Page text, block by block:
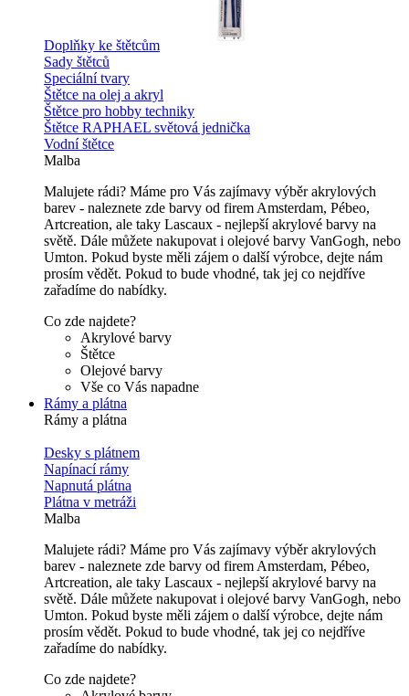
Doplňky ke štětcům
Sady štětců
Speciální tvary
Štětce na olej a akryl
Štětce pro hobby techniky
Štětce RAPHAEL světová jednička
Vodní štětce
Malba
Malujete rádi? Máme pro Vás zajímavy výběr akrylových
barev - naleznete zde barvy od firem Amsterdam, Pébeo,
Artcreation, ale taky Lascaux - nejlepší akrylové barvy na
světě. Dále můžete nakupovat i olejové barvy VanGogh, nebo
Umton. Pokud byste měli zájem o další výrobce, dejte nám
prosím vědět. Pokud to bude vhodné, tak jej co nejdříve
zařadíme do nabídky.
Co zde najdete?
Akrylové barvy
Štětce
Olejové barvy
Vše co Vás napadne
Rámy a plátna
Rámy a plátna
Desky s plátnem
Napínací rámy
Napnutá plátna
Plátna v metráži
Malba
Malujete rádi? Máme pro Vás zajímavy výběr akrylových
barev - naleznete zde barvy od firem Amsterdam, Pébeo,
Artcreation, ale taky Lascaux - nejlepší akrylové barvy na
světě. Dále můžete nakupovat i olejové barvy VanGogh, nebo
Umton. Pokud byste měli zájem o další výrobce, dejte nám
prosím vědět. Pokud to bude vhodné, tak jej co nejdříve
zařadíme do nabídky.
Co zde najdete?